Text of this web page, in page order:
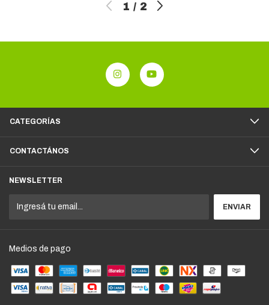
1 / 2
CATEGORÍAS
CONTACTÁNOS
NEWSLETTER
Medios de pago